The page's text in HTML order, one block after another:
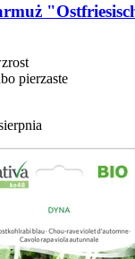
pierzaste